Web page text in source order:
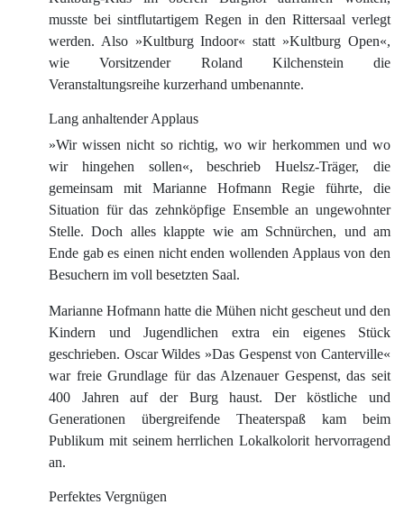
musste bei sintflutartigem Regen in den Rittersaal verlegt
werden. Also »Kultburg Indoor« statt »Kultburg Open«,
wie Vorsitzender Roland Kilchenstein die
Veranstaltungsreihe kurzerhand umbenannte.
Lang anhaltender Applaus
»Wir wissen nicht so richtig, wo wir herkommen und wo
wir hingehen sollen«, beschrieb Huelsz-Träger, die
gemeinsam mit Marianne Hofmann Regie führte, die
Situation für das zehnköpfige Ensemble an ungewohnter
Stelle. Doch alles klappte wie am Schnürchen, und am
Ende gab es einen nicht enden wollenden Applaus von den
Besuchern im voll besetzten Saal.
Marianne Hofmann hatte die Mühen nicht gescheut und den
Kindern und Jugendlichen extra ein eigenes Stück
geschrieben. Oscar Wildes »Das Gespenst von Canterville«
war freie Grundlage für das Alzenauer Gespenst, das seit
400 Jahren auf der Burg haust. Der köstliche und
Generationen übergreifende Theaterspaß kam beim
Publikum mit seinem herrlichen Lokalkolorit hervorragend
an.
Perfektes Vergnügen